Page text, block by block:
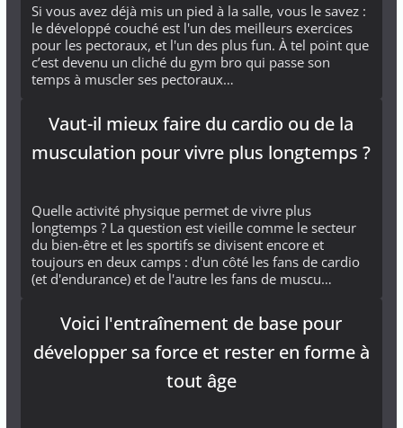
Si vous avez déjà mis un pied à la salle, vous le savez :
le développé couché est l'un des meilleurs exercices
pour les pectoraux, et l'un des plus fun. À tel point que
c’est devenu un cliché du gym bro qui passe son
temps à muscler ses pectoraux…
Vaut-il mieux faire du cardio ou de la
musculation pour vivre plus longtemps ?
Quelle activité physique permet de vivre plus
longtemps ? La question est vieille comme le secteur
du bien-être et les sportifs se divisent encore et
toujours en deux camps : d'un côté les fans de cardio
(et d'endurance) et de l'autre les fans de muscu…
Voici l'entraînement de base pour
développer sa force et rester en forme à
tout âge